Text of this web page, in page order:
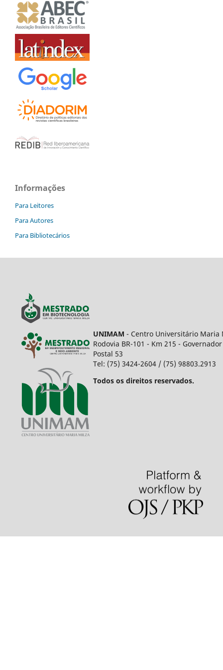
Informações
Para Leitores
Para Autores
Para Bibliotecários
UNIMAM - Centro Universitário Maria
Rodovia BR-101 - Km 215 -
Postal 53
Tel: (75) 3424-2604 / (75) 98803.2913
Todos os direitos reservados.